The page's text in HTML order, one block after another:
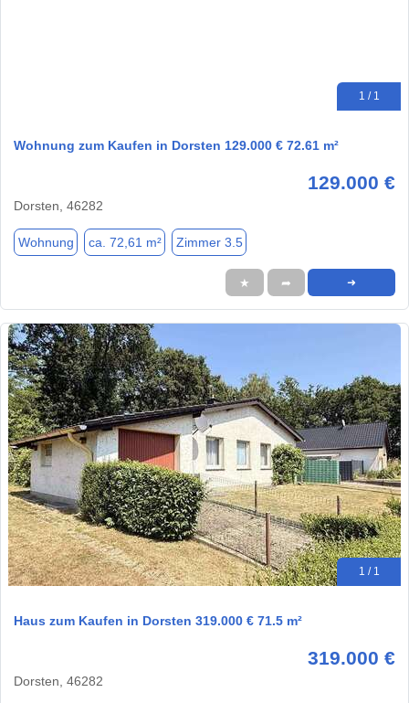
1 / 1
Wohnung zum Kaufen in Dorsten 129.000 € 72.61 m²
129.000 €
Dorsten, 46282
Wohnung ca. 72,61 m² Zimmer 3.5
★ ➦ ➜
1 / 1
Haus zum Kaufen in Dorsten 319.000 € 71.5 m²
319.000 €
Dorsten, 46282